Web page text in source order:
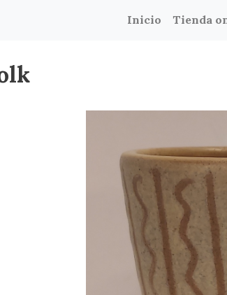
Inicio Tienda